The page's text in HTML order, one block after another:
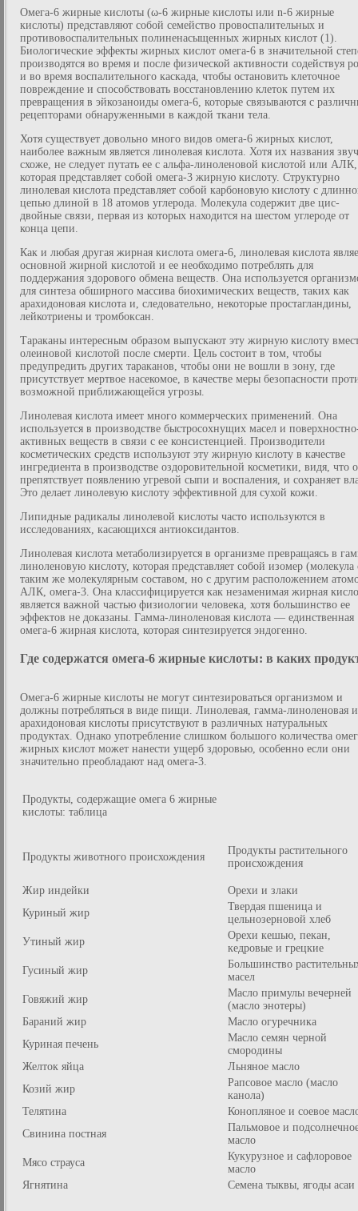
Омега-6 жирные кислоты (ω-6 жирные кислоты или n-6 жирные
кислоты) представляют собой семейство провоспалительных и
противовоспалительных полиненасыщенных жирных кислот (1).
Биологические эффекты жирных кислот омега-6 в значительной
производятся во время и после физической активности содействуя
и во время воспалительного каскада, чтобы остановить клеточное
повреждение и способствовать восстановлению клеток путем их
превращения в эйкозаноиды омега-6, которые связываются с
рецепторами обнаруженными в каждой ткани тела.
Хотя существует довольно много видов омега-6 жирных кислот,
наиболее важным является линолевая кислота. Хотя их названия
схоже, не следует путать ее с альфа-линоленовой кислотой или АЛК,
которая представляет собой омега-3 жирную кислоту. Структурно
линолевая кислота представляет собой карбоновую кислоту с
цепью длиной в 18 атомов углерода. Молекула содержит две цис-
двойные связи, первая из которых находится на шестом углероде от
конца цепи.
Как и любая другая жирная кислота омега-6, линолевая кислота
основной жирной кислотой и ее необходимо потреблять для
поддержания здорового обмена веществ. Она используется
для синтеза обширного массива биохимических веществ, таких как
арахидоновая кислота и, следовательно, некоторые простагландины,
лейкотриены и тромбоксан.
Тараканы интересным образом выпускают эту жирную кислоту
олеиновой кислотой после смерти. Цель состоит в том, чтобы
предупредить других тараканов, чтобы они не вошли в зону, где
присутствует мертвое насекомое, в качестве меры безопасности
возможной приближающейся угрозы.
Линолевая кислота имеет много коммерческих применений. Она
используется в производстве быстросохнущих масел и
активных веществ в связи с ее консистенцией. Производители
косметических средств используют эту жирную кислоту в качестве
ингредиента в производстве оздоровительной косметики, видя, что
препятствует появлению угревой сыпи и воспаления, и сохраняет
Это делает линолевую кислоту эффективной для сухой кожи.
Липидные радикалы линолевой кислоты часто используются в
исследованиях, касающихся антиоксидантов.
Линолевая кислота метаболизируется в организме превращаясь в
линоленовую кислоту, которая представляет собой изомер (молекула
таким же молекулярным составом, но с другим расположением
АЛК, омега-3. Она классифицируется как незаменимая жирная
является важной частью физиологии человека, хотя большинство ее
эффектов не доказаны. Гамма-линоленовая кислота — единственная
омега-6 жирная кислота, которая синтезируется эндогенно.
Где содержатся омега-6 жирные кислоты: в каких
Омега-6 жирные кислоты не могут синтезироваться организмом и
должны потребляться в виде пищи. Линолевая, гамма-линоленовая и
арахидоновая кислоты присутствуют в различных натуральных
продуктах. Однако употребление слишком большого количества
жирных кислот может нанести ущерб здоровью, особенно если они
значительно преобладают над омега-3.
Продукты, содержащие омега 6 жирные
кислоты: таблица
Продукты животного происхождения
Продукты растительного
происхождения
Жир индейки
Орехи и злаки
Куриный жир
Твердая пшеница и
цельнозерновой хлеб
Утиный жир
Орехи кешью, пекан,
кедровые и грецкие
Гусиный жир
Большинство
масел
Говяжий жир
Масло примулы вечерней
(масло энотеры)
Бараний жир
Масло огуречника
Куриная печень
Масло семян черной
смородины
Желток яйца
Льняное масло
Козий жир
Рапсовое масло (масло
канола)
Телятина
Конопляное и соевое
Свинина постная
Пальмовое и
масло
Мясо страуса
Кукурузное и сафлоровое
масло
Ягнятина
Семена тыквы, ягоды асаи